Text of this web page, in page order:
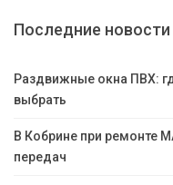
Последние новости
Раздвижные окна ПВХ:
выбрать
В Кобрине при ремонте
передач